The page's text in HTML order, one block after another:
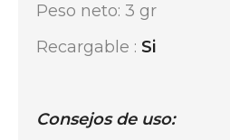
Peso neto: 3 gr
Recargable : Si
Consejos de uso: